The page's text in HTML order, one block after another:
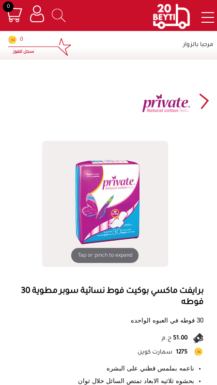
0×
مرحبا بالزوار
0
سجل للفوز
Tap or pinch to expand
برايفت ماكسي بوكيت فوط نسائية سوبر مطوية 30
فوطه
30 فوطه في العبوه الواحده
51.00 ج.م
1275 سمارت كوين
ناعمه بملمس قطني على البشره
بحشوه ثلاثيه الابعاد تمتص السائل خلال ثوان